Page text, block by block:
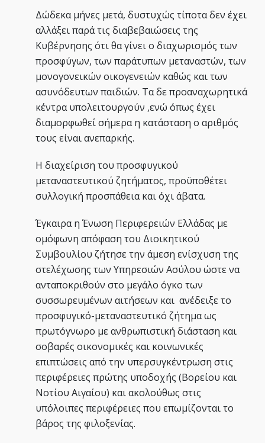
Δώδεκα μήνες μετά, δυστυχώς τίποτα δεν έχει
αλλάξει παρά τις διαβεβαιώσεις της
Κυβέρνησης ότι θα γίνει ο διαχωρισμός των
προσφύγων, των παράτυπων μεταναστών, των
μονογονεικών οικογενειών καθώς και των
ασυνόδευτων παιδιών. Τα δε προαναχωρητικά
κέντρα υπολειτουργούν ,ενώ όπως έχει
διαμορφωθεί σήμερα η κατάσταση ο αριθμός
τους είναι ανεπαρκής.
Η διαχείριση του προσφυγικού
μεταναστευτικού ζητήματος, προϋποθέτει
συλλογική προσπάθεια και όχι άβατα.
Έγκαιρα η Ένωση Περιφερειών Ελλάδας με
ομόφωνη απόφαση του Διοικητικού
Συμβουλίου ζήτησε την άμεση ενίσχυση της
στελέχωσης των Υπηρεσιών Ασύλου ώστε να
ανταποκριθούν στο μεγάλο όγκο των
συσσωρευμένων αιτήσεων και ανέδειξε το
προσφυγικό-μεταναστευτικό ζήτημα ως
πρωτόγνωρο με ανθρωπιστική διάσταση και
σοβαρές οικονομικές και κοινωνικές
επιπτώσεις από την υπερσυγκέντρωση στις
περιφέρειες πρώτης υποδοχής (Βορείου και
Νοτίου Αιγαίου) και ακολούθως στις
υπόλοιπες περιφέρειες που επωμίζονται το
βάρος της φιλοξενίας.